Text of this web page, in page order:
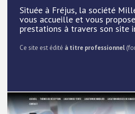
Située à Fréjus, la société
vous accueille et vous
prestations à travers son site
Ce site est édité à titre professionnel